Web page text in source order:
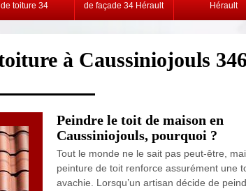
de toiture 34
de façade 34 Hérault
Hérault
à Caussiniojouls
Peindre le toit de maison en
Caussiniojouls, pourquoi ?
Tout le monde ne le sait pas peut-être,
peinture de toit renforce assurément une
avachie. Lorsqu’un artisan décide de